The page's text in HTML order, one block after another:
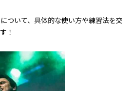
ついて、具体的な使い方や練習法を交
！